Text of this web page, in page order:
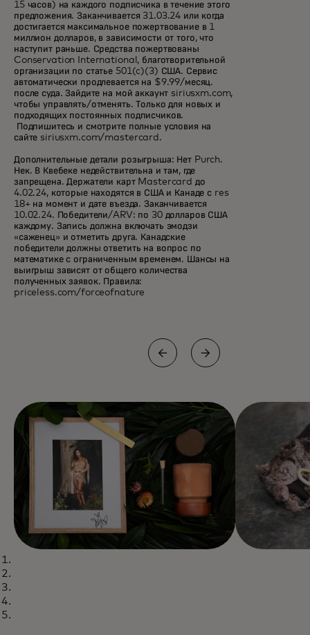
15 часов) на каждого подписчика в течение этого
предложения. Заканчивается 31.03.24 или когда
достигается максимальное пожертвование в 1
миллион долларов, в зависимости от того, что
наступит раньше. Средства пожертвованы
Conservation International, благотворительной
организации по статье 501(c)(3) США. Сервис
автоматически продлевается на $9.99/месяц.
после суда. Зайдите на мой аккаунт siriusxm.com,
чтобы управлять/отменять. Только для новых и
подходящих постоянных подписчиков.
Подпишитесь и смотрите полные условия на
сайте siriusxm.com/mastercard.
Дополнительные детали розыгрыша: Нет Purch.
Нек. В Квебеке недействительна и там, где
запрещена. Держатели карт Mastercard до
4.02.24, которые находятся в США и Канаде с res
18+ на момент и дате въезда. Заканчивается
10.02.24. Победители/ARV: по 30 долларов США
каждому. Запись должна включать эмодзи
«саженец» и отметить друга. Канадские
победители должны ответить на вопрос по
математике с ограниченным временем. Шансы на
выигрыш зависят от общего количества
полученных заявок. Правила:
priceless.com/forceofnature